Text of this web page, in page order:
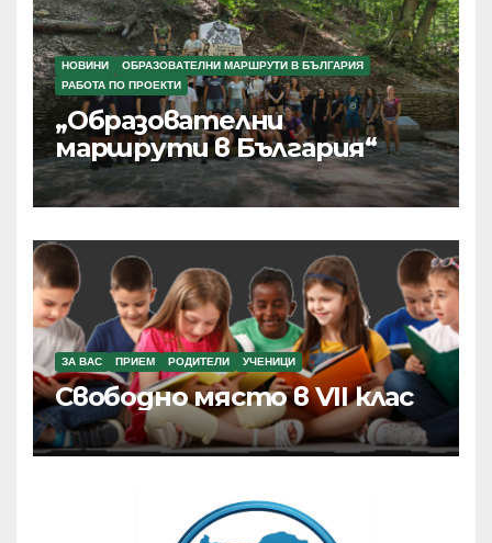
НОВИНИ
ОБРАЗОВАТЕЛНИ МАРШРУТИ В БЪЛГАРИЯ
РАБОТА ПО ПРОЕКТИ
„Образователни
маршрути в България“
ЗА ВАС ПРИЕМ РОДИТЕЛИ УЧЕНИЦИ
Свободно място в VII клас